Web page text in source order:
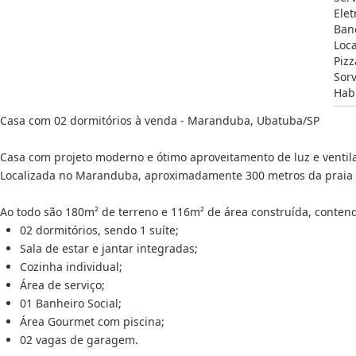
Casa com 02 dormitórios à venda - Maranduba, Ubatuba/SP
Casa com projeto moderno e ótimo aproveitamento de luz e
Localizada no Maranduba, aproximadamente 300 metros da praia
Ao todo são 180m² de terreno e 116m² de área construída,
02 dormitórios, sendo 1 suíte;
Sala de estar e jantar integradas;
Cozinha individual;
Área de serviço;
01 Banheiro Social;
Área Gourmet com piscina;
02 vagas de garagem.